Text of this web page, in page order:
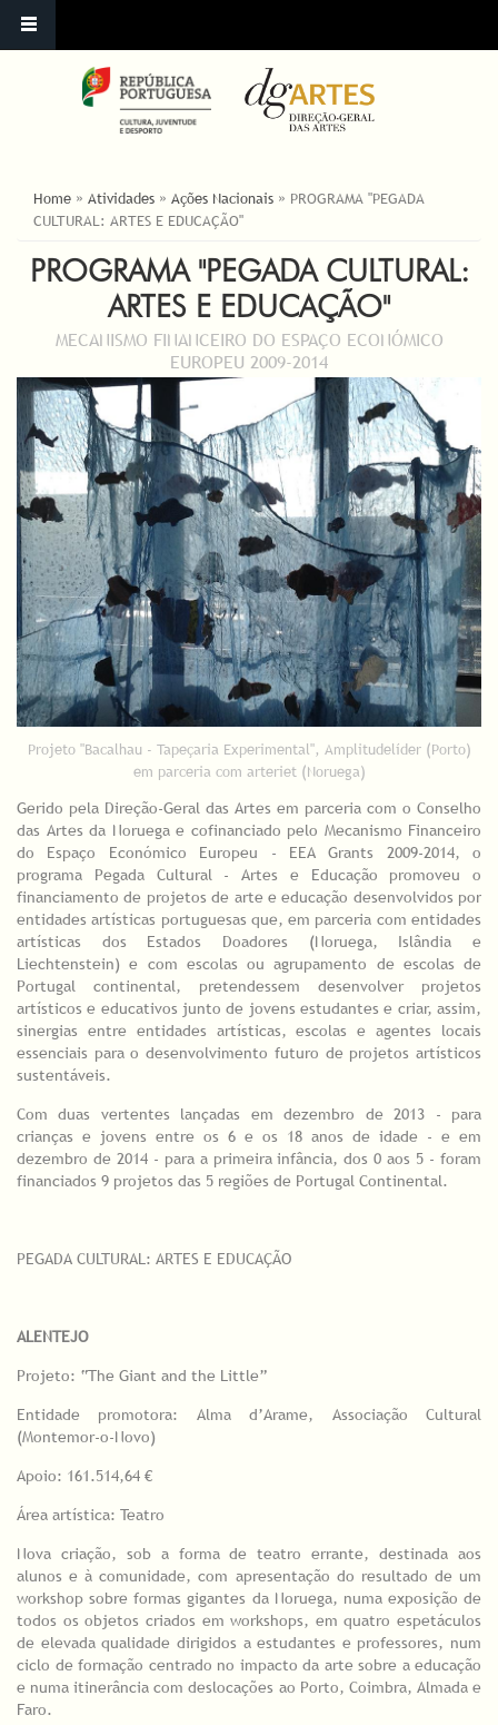
YOU ARE HERE
Home » Atividades » Ações Nacionais » PROGRAMA "PEGADA
CULTURAL: ARTES E EDUCAÇÃO"
PROGRAMA "PEGADA CULTURAL:
ARTES E EDUCAÇÃO"
MECANISMO FINANCEIRO DO ESPAÇO ECONÓMICO
EUROPEU 2009-2014
Projeto "Bacalhau - Tapeçaria Experimental", Amplitudelíder (Porto)
em parceria com arteriet (Noruega)
Gerido pela Direção-Geral das Artes em parceria com o Conselho
das Artes da Noruega e cofinanciado pelo Mecanismo Financeiro
do Espaço Económico Europeu - EEA Grants 2009-2014, o
programa Pegada Cultural - Artes e Educação promoveu o
financiamento de projetos de arte e educação desenvolvidos por
entidades artísticas portuguesas que, em parceria com entidades
artísticas dos Estados Doadores (Noruega, Islândia e
Liechtenstein) e com escolas ou agrupamento de escolas de
Portugal continental, pretendessem desenvolver projetos
artísticos e educativos junto de jovens estudantes e criar, assim,
sinergias entre entidades artísticas, escolas e agentes locais
essenciais para o desenvolvimento futuro de projetos artísticos
sustentáveis.
Com duas vertentes lançadas em dezembro de 2013 - para
crianças e jovens entre os 6 e os 18 anos de idade - e em
dezembro de 2014 - para a primeira infância, dos 0 aos 5 - foram
financiados 9 projetos das 5 regiões de Portugal Continental.
PEGADA CULTURAL: ARTES E EDUCAÇÃO
ALENTEJO
Projeto: “The Giant and the Little”
Entidade promotora: Alma d’Arame, Associação Cultural
(Montemor-o-Novo)
Apoio: 161.514,64 €
Área artística: Teatro
Nova criação, sob a forma de teatro errante, destinada aos
alunos e à comunidade, com apresentação do resultado de um
workshop sobre formas gigantes da Noruega, numa exposição de
todos os objetos criados em workshops, em quatro espetáculos
de elevada qualidade dirigidos a estudantes e professores, num
ciclo de formação centrado no impacto da arte sobre a educação
e numa itinerância com deslocações ao Porto, Coimbra, Almada e
Faro.